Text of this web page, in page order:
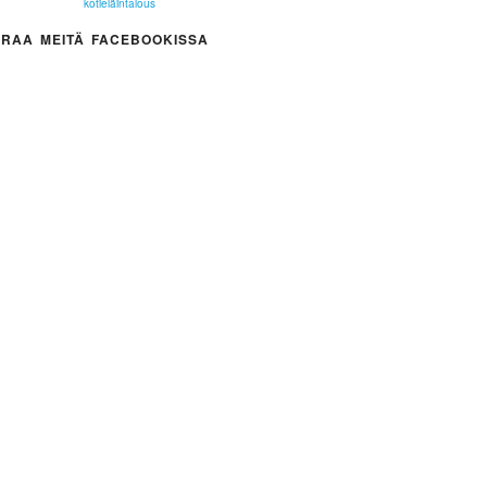
kotieläintalous
MEITÄ FACEBOOKISSA